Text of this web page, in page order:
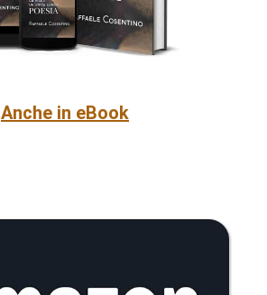
Anche in eBook